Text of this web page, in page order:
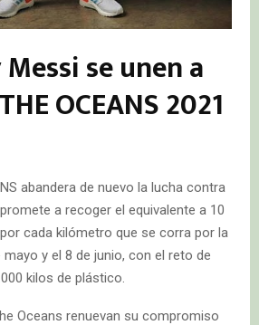
se unen a
OCEANS 2021
abandera de nuevo la lucha contra
a recoger el equivalente a 10
cada kilómetro que se corra por la
y el 8 de junio, con el reto de
kilos de plástico.
Oceans renuevan su compromiso